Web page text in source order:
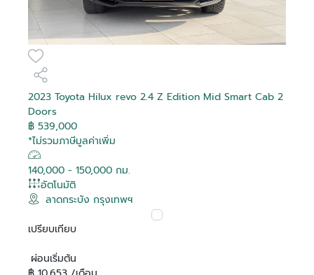
2023 Toyota Hilux revo 2.4 Z Edition Mid Smart Cab 2
Doors
฿ 539,000
*ไม่รวมภาษีมูลค่าเพิ่ม
140,000 - 150,000 กม.
อัตโนมัติ
ลาดกระบัง กรุงเทพฯ
เปรียบเทียบ
ผ่อนเริ่มต้น